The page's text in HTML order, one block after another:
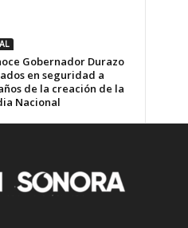
Gobernador Durazo
en seguridad a
de la creación de la
Nacional